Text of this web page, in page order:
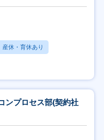
産休・育休あり
ンプロセス部(契約社